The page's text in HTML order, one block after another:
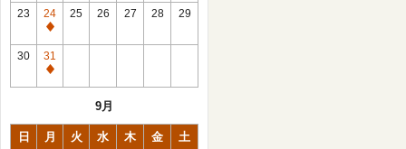
館
日
23
24
休
館
日
25 26 27 28 29
30
31
休
9月
日 月 火 水 木 金 土